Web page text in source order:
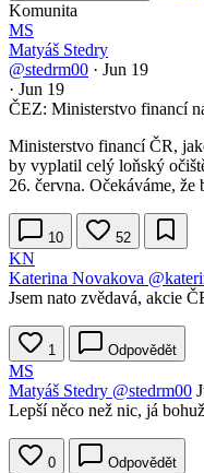
Komunita
MS
Matyáš Stedry
@stedrm00 · Jun 19
· Jun 19
ČEZ: Ministerstvo financí
Ministerstvo financí ČR,
by vyplatil celý loňský
26. června. Očekáváme,
10 52
KN
Katerina Novakova
Jsem nato zvědavá, akcie
1 Odpovědět
MS
Matyáš Stedry @stedrm00
Lepší něco než nic, já
0 Odpovědět